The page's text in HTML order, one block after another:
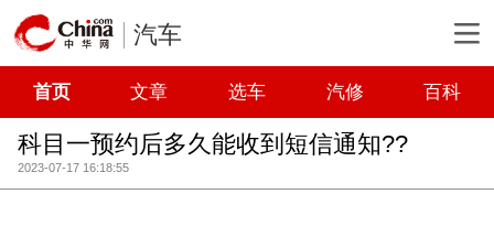
汽车
首页 文章 选车 汽修 百科
科目一预约后多久能收到短信通知??
2023-07-17 16:18:55